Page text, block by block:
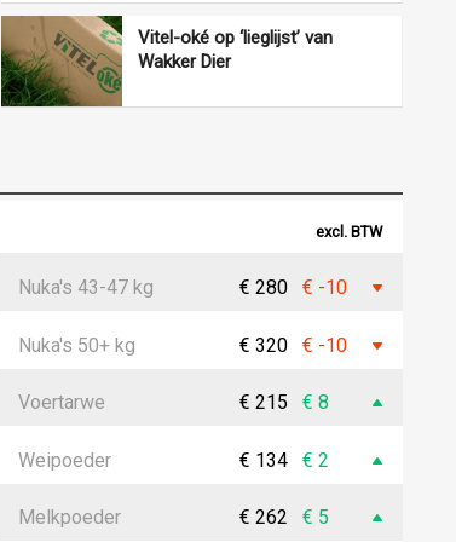
Vitel-oké op ‘lieglijst’ van
Wakker Dier
excl. BTW
Nuka's 43-47 kg € 280 € -10
Nuka's 50+ kg € 320 € -10
Voertarwe € 215 € 8
Weipoeder € 134 € 2
Melkpoeder € 262 € 5